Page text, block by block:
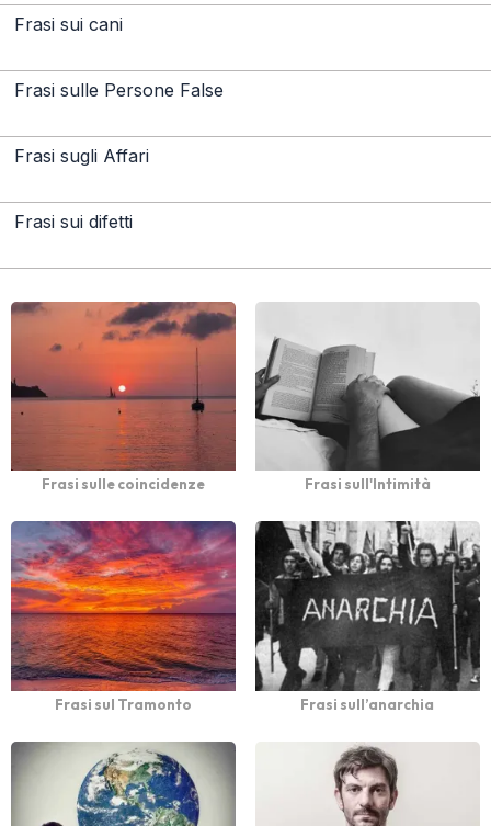
Frasi sui cani
Frasi sulle Persone False
Frasi sugli Affari
Frasi sui difetti
Frasi sulle coincidenze Frasi sull'Intimità
Frasi sul Tramonto Frasi sull’anarchia